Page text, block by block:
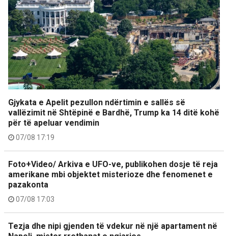
Gjykata e Apelit pezullon ndërtimin e sallës së
vallëzimit në Shtëpinë e Bardhë, Trump ka 14 ditë kohë
për të apeluar vendimin
07/08 17:19
Foto+Video/ Arkiva e UFO-ve, publikohen dosje të reja
amerikane mbi objektet misterioze dhe fenomenet e
pazakonta
07/08 17:03
Tezja dhe nipi gjenden të vdekur në një apartament në